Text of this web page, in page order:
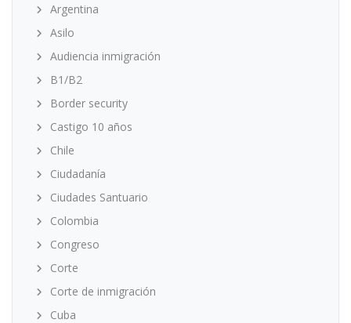
Argentina
Asilo
Audiencia inmigración
B1/B2
Border security
Castigo 10 años
Chile
Ciudadanía
Ciudades Santuario
Colombia
Congreso
Corte
Corte de inmigración
Cuba